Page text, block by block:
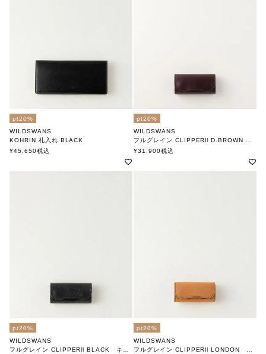
pt20%
WILDSWANS
KOHRIN 札入れ BLACK
ワイルドスワンズ
¥45,650税込
pt20%
WILDSWANS
フルグレイン CLIPPERll D.BROWN キーケース
ワイルドスワンズ
¥31,900税込
pt20%
WILDSWANS
フルグレイン CLIPPERll BLACK キーケース
pt20%
WILDSWANS
フルグレイン CLIPPERll LONDON キーケース （クリッパー）